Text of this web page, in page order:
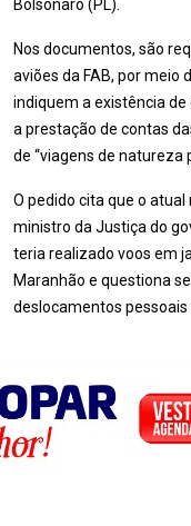
Bolsonaro (PL).
Nos documentos, são
aviões da FAB, por meio
indiquem a existência
a prestação de contas
de “viagens de natureza
O pedido cita que o atual
ministro da Justiça do
teria realizado voos em
Maranhão e questiona
deslocamentos pessoais